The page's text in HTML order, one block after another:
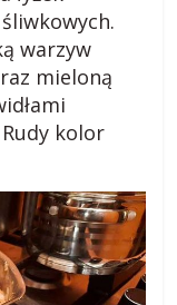
warzyw
mieloną
kolor